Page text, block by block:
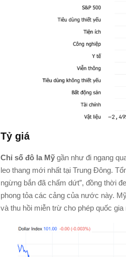
Tỷ giá
Chỉ số đô la Mỹ gần như đi ngang
leo thang mới nhất tại Trung Đông.
ngừng bắn đã chấm dứt”, đồng thời
phong tỏa các cảng của nước này.
và thu hồi miễn trừ cho phép quốc